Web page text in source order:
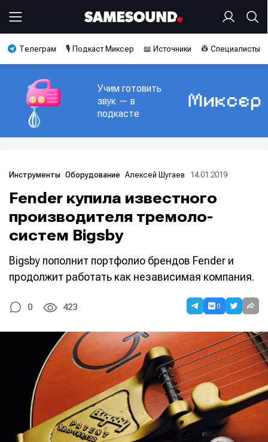
Телеграм 🎙️ Подкаст Миксер 📖 Источники 👷 Специалисты
Учим готовить
звук — в
подкасте
Инструменты Оборудование Алексей Шугаев 14.01.2019
Fender купила известного
производителя тремоло-
систем Bigsby
Bigsby пополнит портфолио брендов Fender и
продолжит работать как независимая компания.
0 423 0